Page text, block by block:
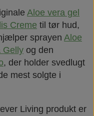
Aloe vera gel
Creme til tør hud,
sprayen Aloe
Gelly og den
, der holder svedlugt
mest solgte i
Living produkt er